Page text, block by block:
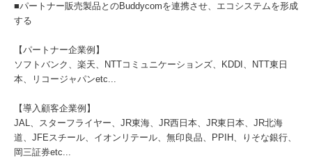
■パートナー販売製品とのBuddycomを連携させ、エコシステムを形成
する
【パートナー企業例】
ソフトバンク、楽天、NTTコミュニケーションズ、KDDI、NTT東日
本、リコージャパンetc...
【導入顧客企業例】
JAL、スターフライヤー、JR東海、JR西日本、JR東日本、JR北海
道、JFEスチール、イオンリテール、無印良品、PPIH、りそな銀行、
岡三証券etc...